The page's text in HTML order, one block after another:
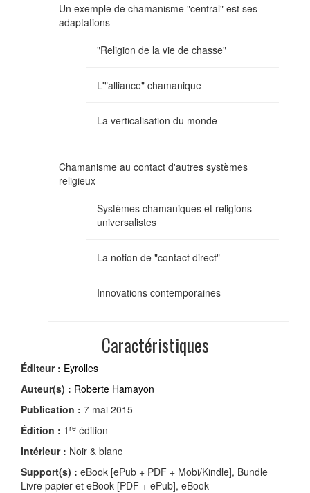
Un exemple de chamanisme "central" est ses
adaptations
"Religion de la vie de chasse"
L'"alliance" chamanique
La verticalisation du monde
Chamanisme au contact d'autres systèmes
religieux
Systèmes chamaniques et religions
universalistes
La notion de "contact direct"
Innovations contemporaines
Caractéristiques
Éditeur : Eyrolles
Auteur(s) : Roberte Hamayon
Publication : 7 mai 2015
Édition : 1 re édition
Intérieur : Noir & blanc
Support(s) : eBook [ePub + PDF + Mobi/Kindle], Bundle
Livre papier et eBook [PDF + ePub], eBook